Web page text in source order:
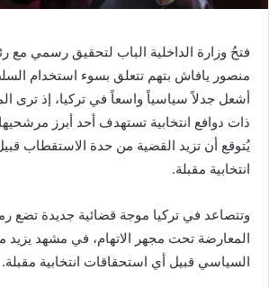
فتحُ وزارة الداخلية الباب لتحقيق رسمي مع
منصور يافاش بتهم تتعلق بسوء استخدام
أشعل جدلاً سياسياً واسعاً في تركيا، إذ ترى
ذات دوافع انتخابية تستهدف أحد أبرز مرشحيها
يُتوقع أن تزيد القضية من حدة الاستقطاب
انتخابية مقبلة.
وتتصاعد في تركيا موجة قضائية جديدة تضع
المعارضة تحت مجهر الاتهام، في مشهد
السياسي قبيل أي استحقاقات انتخابية مقبلة.